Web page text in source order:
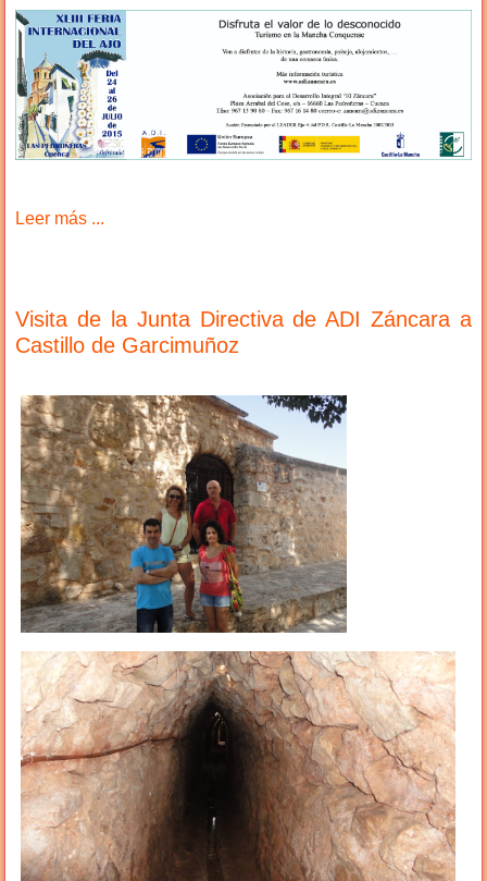
Leer más ...
Visita de la Junta Directiva de ADI Záncara a
Castillo de Garcimuñoz